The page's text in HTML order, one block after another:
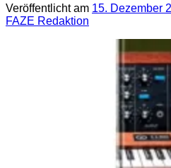
Veröffentlicht am 15. Dezember
FAZE Redaktion